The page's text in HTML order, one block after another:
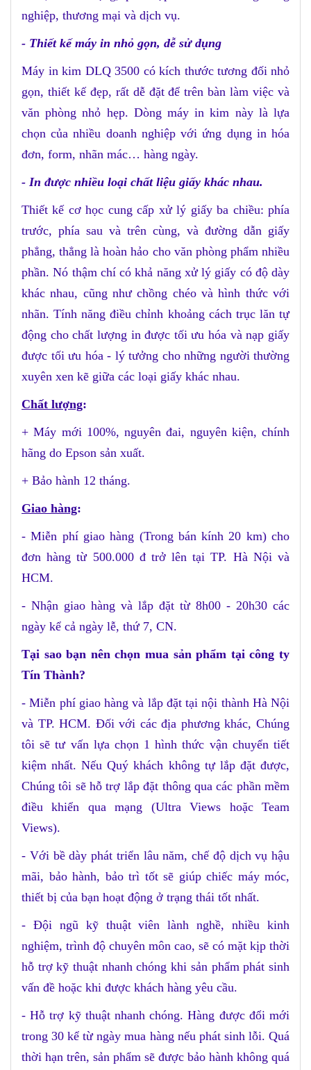
nghiệp, thương mại và dịch vụ.
- Thiết kế máy in nhỏ gọn, dễ sử dụng
Máy in kim DLQ 3500 có kích thước tương đối nhỏ
gọn, thiết kế đẹp, rất dễ đặt để trên bàn làm việc và
văn phòng nhỏ hẹp. Dòng máy in kim này là lựa
chọn của nhiều doanh nghiệp với ứng dụng in hóa
đơn, form, nhãn mác… hàng ngày.
- In được nhiều loại chất liệu giấy khác nhau.
Thiết kế cơ học cung cấp xử lý giấy ba chiều:phía
trước, phía sau và trên cùng, và đường dẫn giấy
phẳng, thẳng là hoàn hảo cho văn phòng phẩm nhiều
phần. Nó thậm chí có khả năng xử lý giấy có độ dày
khác nhau, cũng như chồng chéo và hình thức với
nhãn. Tính năng điều chỉnh khoảng cách trục lăn tự
động cho chất lượng in được tối ưu hóa và nạp giấy
được tối ưu hóa - lý tưởng cho những người thường
xuyên xen kẽ giữa các loại giấy khác nhau.
Chất lượng:
+ Máy mới 100%, nguyên đai, nguyên kiện, chính
hãng do Epson sản xuất.
+ Bảo hành 12 tháng.
Giao hàng:
- Miễn phí giao hàng (Trong bán kính 20 km) cho
đơn hàng từ 500.000 đ trở lên tại TP. Hà Nội và
HCM.
- Nhận giao hàng và lắp đặt từ 8h00 - 20h30 các
ngày kể cả ngày lễ, thứ 7, CN.
Tại sao bạn nên chọn mua sản phẩm tại công ty
Tín Thành?
- Miễn phí giao hàng và lắp đặt tại nội thành Hà Nội
và TP. HCM. Đối với các địa phương khác, Chúng
tôi sẽ tư vấn lựa chọn 1 hình thức vận chuyển tiết
kiệm nhất. Nếu Quý khách không tự lắp đặt được,
Chúng tôi sẽ hỗ trợ lắp đặt thông qua các phần mềm
điều khiển qua mạng (Ultra Views hoặc Team
Views).
- Với bề dày phát triển lâu năm, chế độ dịch vụ hậu
mãi, bảo hành, bảo trì tốt sẽ giúp chiếc máy móc,
thiết bị của bạn hoạt động ở trạng thái tốt nhất.
- Đội ngũ kỹ thuật viên lành nghề, nhiều kinh
nghiệm, trình độ chuyên môn cao, sẽ có mặt kịp thời
hỗ trợ kỹ thuật nhanh chóng khi sản phẩm phát sinh
vấn đề hoặc khi được khách hàng yêu cầu.
- Hỗ trợ kỹ thuật nhanh chóng. Hàng được đổi mới
trong 30 kể từ ngày mua hàng nếu phát sinh lỗi. Quá
thời hạn trên, sản phẩm sẽ được bảo hành không quá